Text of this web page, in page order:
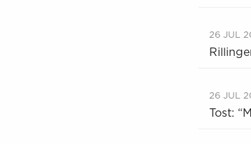
26 JUL
26 JUL
Tost: